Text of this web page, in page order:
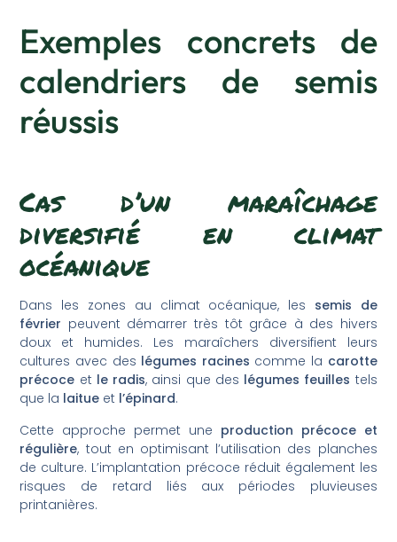
Exemples concrets de
calendriers de semis
réussis
Cas d’un maraîchage
diversifié en climat
océanique
Dans les zones au climat océanique, les semis de
février peuvent démarrer très tôt grâce à des hivers
doux et humides. Les maraîchers diversifient leurs
cultures avec des légumes racines comme la carotte
précoce et le radis, ainsi que des légumes feuilles tels
que la laitue et l’épinard.
Cette approche permet une production précoce et
régulière, tout en optimisant l’utilisation des planches
de culture. L’implantation précoce réduit également les
risques de retard liés aux périodes pluvieuses
printanières.